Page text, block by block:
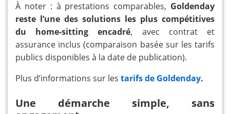
À noter : à prestations comparables, Goldenday
reste l’une des solutions les plus compétitives
du home-sitting encadré, avec contrat et
assurance inclus (comparaison basée sur les tarifs
publics disponibles à la date de publication).
Plus d’informations sur les tarifs de Goldenday.
Une démarche simple, sans